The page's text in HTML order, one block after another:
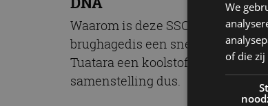
Waarom is deze SSC Tuatara
brughagedis een snellere
Tuatara een koolstofvezel
samenstelling dus.
We
of die zij